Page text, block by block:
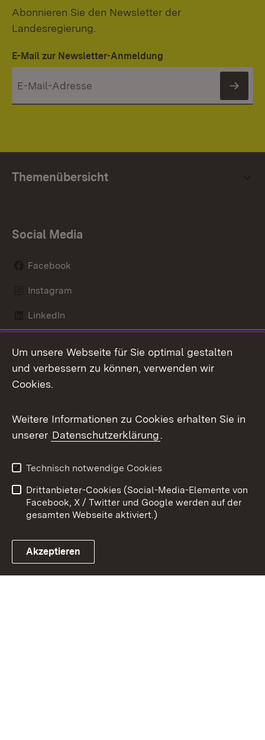
Abonnieren Sie den Newsletter der
Landesregierung.
E-Mail zur Newsletter-Anmeldung
Themenübersicht
Social Media
Facebook
Instagram
LinkedIn
X / Twitter
Youtube
Link zum Landesportal
Kontakt
Datenschutz
Barrierefreiheit
Impressum
Cookies
Um unsere Webseite für Sie optimal gestalten
und verbessern zu können, verwenden wir
Cookies.
Weitere Informationen zu Cookies erhalten Sie in
unserer Datenschutzerklärung.
Technisch notwendige Cookies
Drittanbieter-Cookies (Social-Media-Elemente von
Facebook, X / Twitter und Google werden auf der
gesamten Webseite aktiviert.)
Akzeptieren